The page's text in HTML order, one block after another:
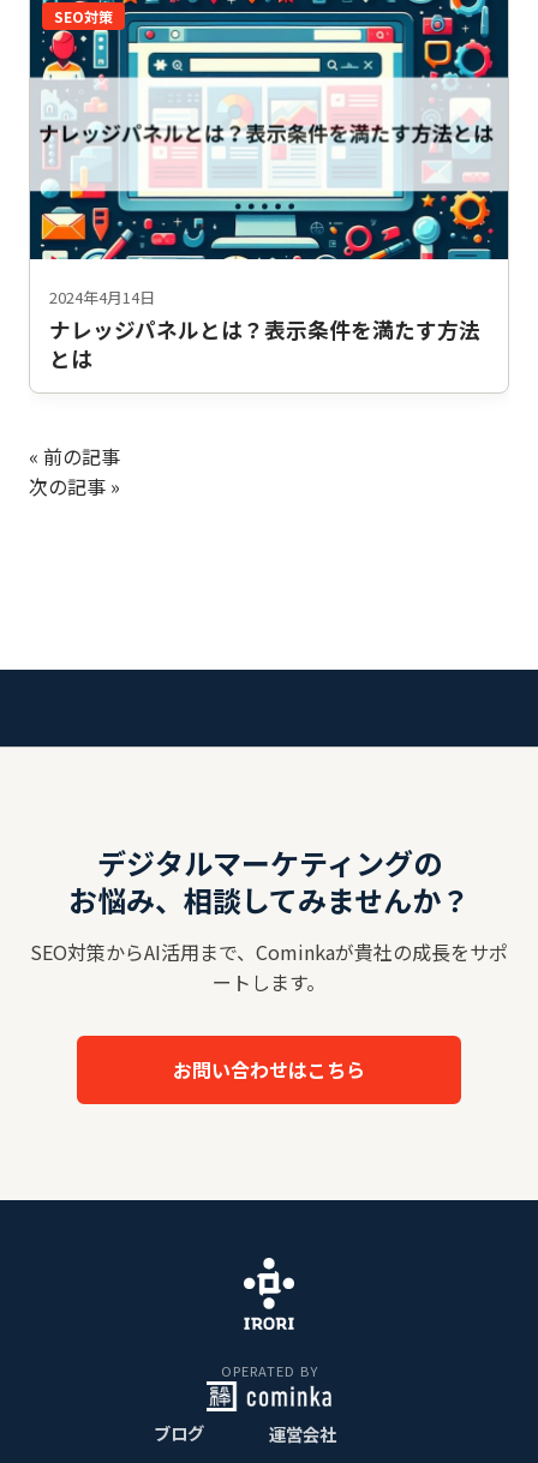
SEO対策
2024年4月14日
ナレッジパネルとは？表示条件を満たす方法
とは
« 前の記事
次の記事 »
デジタルマーケティングの
お悩み、相談してみませんか？
SEO対策からAI活用まで、Cominkaが貴社の成長をサポ
ートします。
お問い合わせはこちら
OPERATED BY
ブログ 運営会社